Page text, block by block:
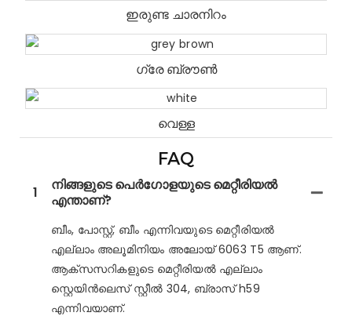
ഇരുണ്ട ചാരനിറം
ഗ്രേ ബ്രൗൺ
വെള്ള
FAQ
1
നിങ്ങളുടെ പെർഗോളയുടെ മെറ്റീരിയൽ
എന്താണ്?
ബീം, പോസ്റ്റ്, ബീം എന്നിവയുടെ മെറ്റീരിയൽ
എല്ലാം അലൂമിനിയം അലോയ് 6063 T5 ആണ്.
ആക്‌സസറികളുടെ മെറ്റീരിയൽ എല്ലാം
സ്റ്റെയിൻലെസ് സ്റ്റീൽ 304, ബ്രാസ് h59
എന്നിവയാണ്.